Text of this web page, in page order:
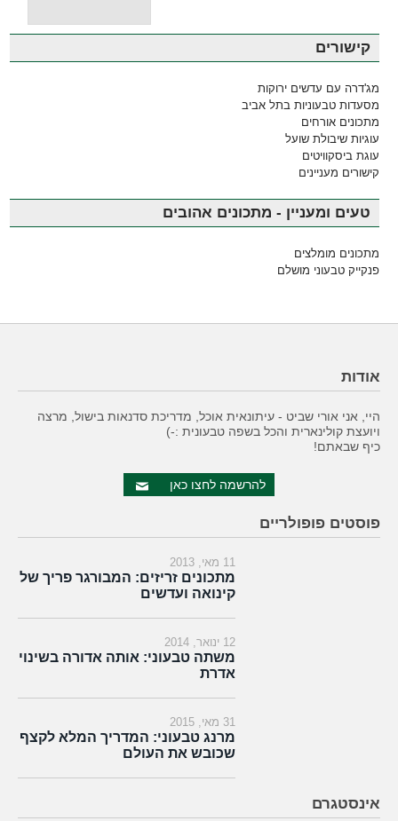
קישורים
מג'דרה עם עדשים ירוקות
מסעדות טבעוניות בתל אביב
מתכונים אורחים
עוגיות שיבולת שועל
עוגת ביסקוויטים
קישורים מעניינים
טעים ומעניין - מתכונים אהובים
מתכונים מומלצים
פנקייק טבעוני מושלם
אודות
היי, אני אורי שביט - עיתונאית אוכל, מדריכת סדנאות בישול, מרצה
ויועצת קולינארית והכל בשפה טבעונית :-)
כיף שבאתם!
להרשמה לחצו כאן
פוסטים פופולריים
11 מאי, 2013
מתכונים זריזים: המבורגר פריך של
קינואה ועדשים
12 ינואר, 2014
משתה טבעוני: אותה אדורה בשינוי
אדרת
31 מאי, 2015
מרנג טבעוני: המדריך המלא לקצף
שכובש את העולם
אינסטגרם